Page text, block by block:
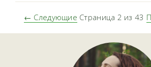
← Следующие Страница 2 из 43